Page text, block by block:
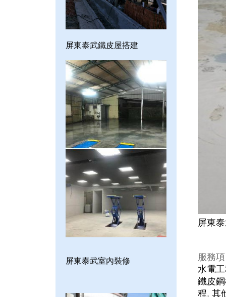
屏東泰武鐵皮屋搭建
屏東泰武室內裝修
屏東
服務
水電
鐵皮
程, 其